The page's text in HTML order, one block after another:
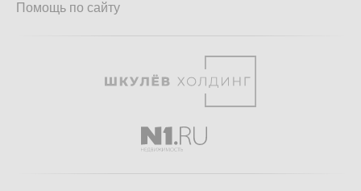
Помощь по сайту